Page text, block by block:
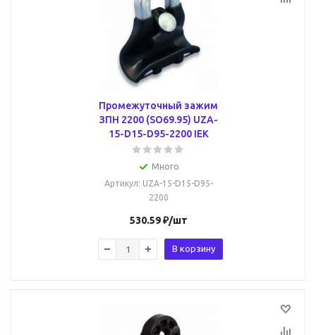
Промежуточный зажим
ЗПН 2200 (SO69.95) UZA-
15-D15-D95-2200 IEK
Много
Артикул: UZA-15-D15-D95-
2200
530.59₽/шт
В корзину